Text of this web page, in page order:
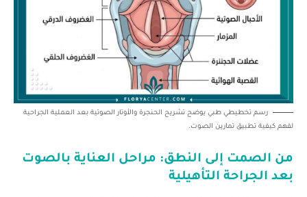
رسم تخطيطي طبي يوضح تشريح الحنجرة والأوتار الصوتية بعد العملية الجراحية
لفهم كيفية تطبيق تمارين الصوت.
من الصمت إلى النطق: مراحل العناية بالصوت
بعد الجراحة التأهيلية